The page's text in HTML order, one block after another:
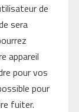
de
sera
appareil
pour vos
pour
fuiter.